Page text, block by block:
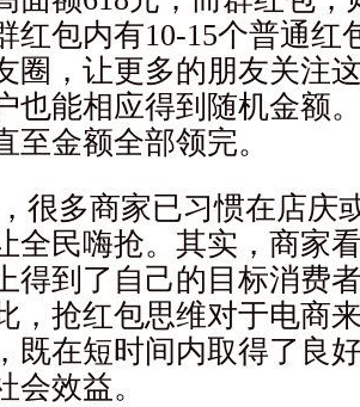
红包内有10-15个普通红
圈，让更多的朋友关注
也能相应得到随机金额
至金额全部领完。
很多商家已习惯在店庆
全民嗨抢。其实，商家
得到了自己的目标消费
，抢红包思维对于电商
既在短时间内取得了良
会效益。